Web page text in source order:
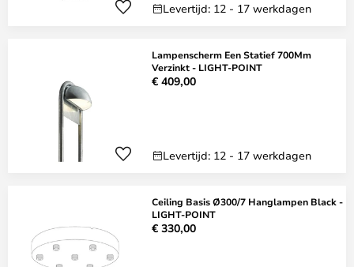
Levertijd: 12 - 17 werkdagen
Lampenscherm Een Statief 700Mm
Verzinkt - LIGHT-POINT
€ 409,00
Levertijd: 12 - 17 werkdagen
Ceiling Basis Ø300/7 Hanglampen Black -
LIGHT-POINT
€ 330,00